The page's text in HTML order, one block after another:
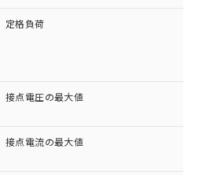
定格負荷
接点電圧の最大値
接点電流の最大値